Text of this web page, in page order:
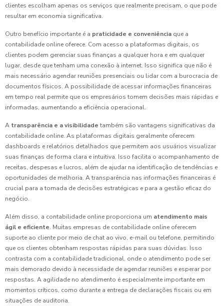
clientes escolham apenas os serviços que realmente precisam, o que pode
resultar em economia significativa.
Outro benefício importante é a praticidade e conveniência que a
contabilidade online oferece. Com acesso a plataformas digitais, os
clientes podem gerenciar suas finanças a qualquer hora e em qualquer
lugar, desde que tenham uma conexão à internet. Isso significa que não é
mais necessário agendar reuniões presenciais ou lidar com a burocracia de
documentos físicos. A possibilidade de acessar informações financeiras
em tempo real permite que os empresários tomem decisões mais rápidas e
informadas, aumentando a eficiência operacional.
A transparência e a visibilidade também são vantagens significativas da
contabilidade online. As plataformas digitais geralmente oferecem
dashboards e relatórios detalhados que permitem aos usuários visualizar
suas finanças de forma clara e intuitiva. Isso facilita o acompanhamento de
receitas, despesas e lucros, além de ajudar na identificação de tendências e
oportunidades de melhoria. A transparência nas informações financeiras é
crucial para a tomada de decisões estratégicas e para a gestão eficaz do
negócio.
Além disso, a contabilidade online proporciona um atendimento mais
ágil e eficiente. Muitas empresas de contabilidade online oferecem
suporte ao cliente por meio de chat ao vivo, e-mail ou telefone, permitindo
que os clientes obtenham respostas rápidas para suas dúvidas. Isso
contrasta com a contabilidade tradicional, onde o atendimento pode ser
mais demorado devido à necessidade de agendar reuniões e esperar por
respostas. A agilidade no atendimento é especialmente importante em
momentos críticos, como durante a entrega de declarações fiscais ou em
situações de auditoria.